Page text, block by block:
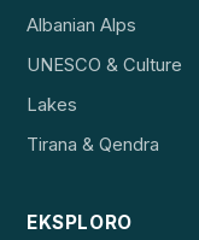
Albanian Alps
UNESCO & Culture
Lakes
Tirana & Qendra
EKSPLORO